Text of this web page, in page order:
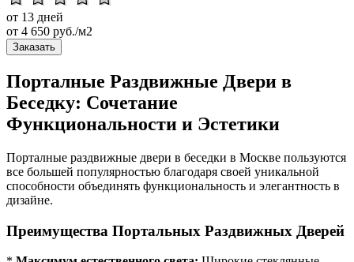
от 13 дней
от 4 650 руб./м2
Заказать
Порталные Раздвижные Двери в
Беседку: Сочетание
Функциональности и Эстетики
Порталные раздвижные двери в беседки в Москве пользуются
все большей популярностью благодаря своей уникальной
способности объединять функциональность и элегантность в
дизайне.
Преимущества Портальных Раздвижных Дверей